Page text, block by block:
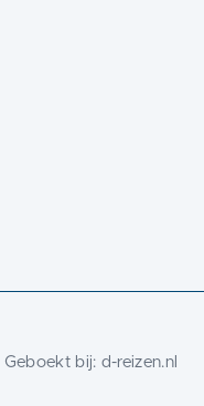
Geboekt bij: d-reizen.nl